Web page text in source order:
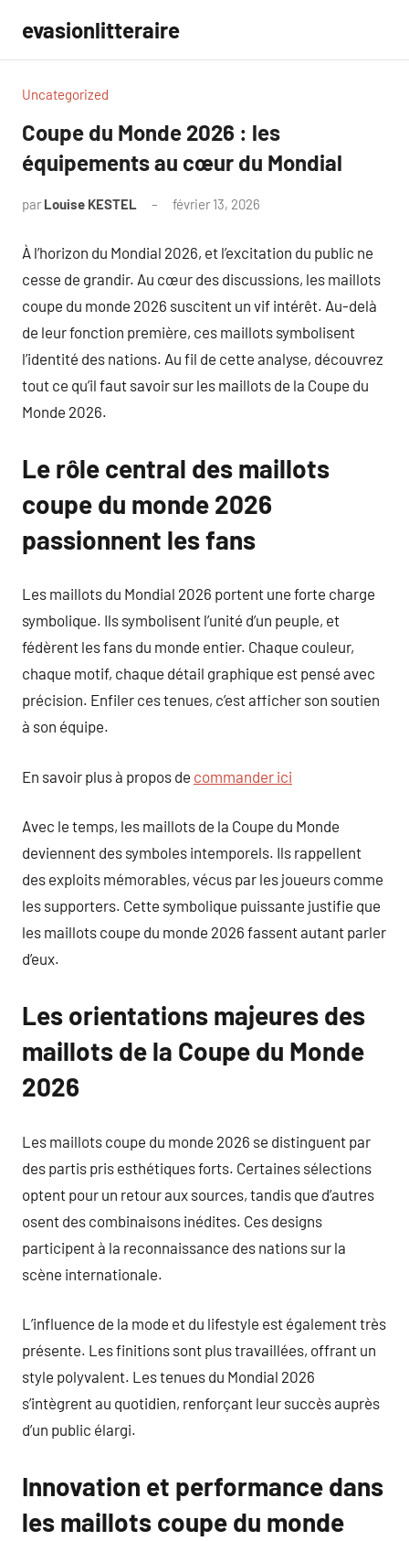
contenu
evasionlitteraire
Uncategorized
Coupe du Monde 2026 : les
équipements au cœur du Mondial
par Louise KESTEL février 13, 2026
À l’horizon du Mondial 2026, et l’excitation du public ne
cesse de grandir. Au cœur des discussions, les maillots
coupe du monde 2026 suscitent un vif intérêt. Au-delà
de leur fonction première, ces maillots symbolisent
l’identité des nations. Au fil de cette analyse, découvrez
tout ce qu’il faut savoir sur les maillots de la Coupe du
Monde 2026.
Le rôle central des maillots
coupe du monde 2026
passionnent les fans
Les maillots du Mondial 2026 portent une forte charge
symbolique. Ils symbolisent l’unité d’un peuple, et
fédèrent les fans du monde entier. Chaque couleur,
chaque motif, chaque détail graphique est pensé avec
précision. Enfiler ces tenues, c’est afficher son soutien
à son équipe.
En savoir plus à propos de commander ici
Avec le temps, les maillots de la Coupe du Monde
deviennent des symboles intemporels. Ils rappellent
des exploits mémorables, vécus par les joueurs comme
les supporters. Cette symbolique puissante justifie que
les maillots coupe du monde 2026 fassent autant parler
d’eux.
Les orientations majeures des
maillots de la Coupe du Monde
2026
Les maillots coupe du monde 2026 se distinguent par
des partis pris esthétiques forts. Certaines sélections
optent pour un retour aux sources, tandis que d’autres
osent des combinaisons inédites. Ces designs
participent à la reconnaissance des nations sur la
scène internationale.
L’influence de la mode et du lifestyle est également très
présente. Les finitions sont plus travaillées, offrant un
style polyvalent. Les tenues du Mondial 2026
s’intègrent au quotidien, renforçant leur succès auprès
d’un public élargi.
Innovation et performance dans
les maillots coupe du monde